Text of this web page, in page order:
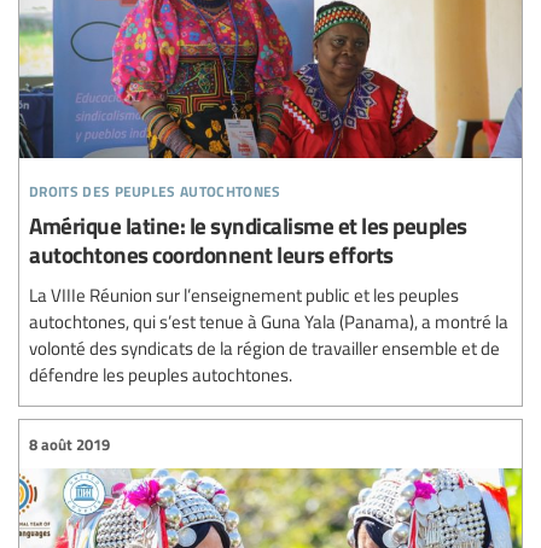
droits des peuples autochtones
Amérique latine: le syndicalisme et les peuples
autochtones coordonnent leurs efforts
La VIIIe Réunion sur l’enseignement public et les peuples
autochtones, qui s’est tenue à Guna Yala (Panama), a montré la
volonté des syndicats de la région de travailler ensemble et de
défendre les peuples autochtones.
8 août 2019